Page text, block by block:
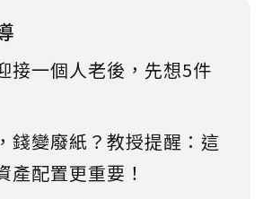
接一個人老後，先想5件
錢變廢紙？教授提醒：這
產配置更重要！